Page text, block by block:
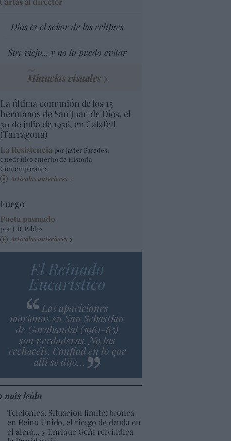
Dios es el señor de los eclipses
Soy viejo... y no lo puedo evitar
Minucias visuales
La última comunión de los 15
hermanos de San Juan de Dios, el
30 de julio de 1936, en Calafell
(Tarragona)
La Resistencia por Javier Paredes,
catedrático emérito de Historia
Contemporánea
Artículos anteriores
Fuego
Poeta pasmado
por J. R. Pablos
Artículos anteriores
El Reinado
Eucarístico
Las apariciones
marianas en San Sebastián
de Garabandal (1961-65)
son verdaderas. No las
rechacéis. Confiad en lo que
allí se dijo…
más leído
Telefónica. Situación límite: bronca
en Reino Unido, el riesgo de deuda en
el alero... y Enrique Goñi reivindica